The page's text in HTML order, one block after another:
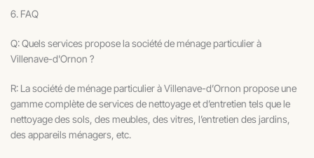
6. FAQ
Q: Quels services propose la société de ménage particulier à
Villenave-d'Ornon ?
R: La société de ménage particulier à Villenave-d’Ornon propose une
gamme complète de services de nettoyage et d’entretien tels que le
nettoyage des sols, des meubles, des vitres, l’entretien des jardins,
des appareils ménagers, etc.